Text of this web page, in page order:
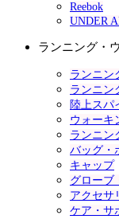
Reebok
UNDER
ランニング・
ランニン
ランニン
陸上スパ
ウォーキ
ランニン
バッグ・
キャップ
グローブ
アクセサ
ケア・サ